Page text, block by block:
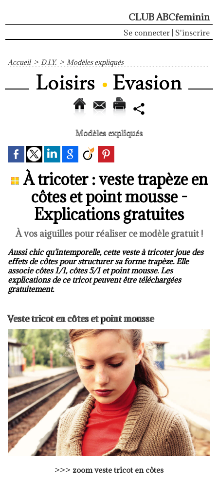
CLUB ABCfeminin
Se connecter S'inscrire
Accueil > D.I.Y. > Modèles expliqués
Modèles expliqués
À tricoter : veste trapèze en
côtes et point mousse -
Explications gratuites
À vos aiguilles pour réaliser ce modèle gratuit !
Aussi chic qu'intemporelle, cette veste à tricoter joue des
effets de côtes pour structurer sa forme trapèze. Elle
associe côtes 1/1, côtes 5/1 et point mousse. Les
explications de ce tricot peuvent être téléchargées
gratuitement.
Veste tricot en côtes et point mousse
>>> zoomveste tricot en côtes